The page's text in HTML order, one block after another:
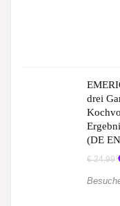
drei
(DE
€24,99